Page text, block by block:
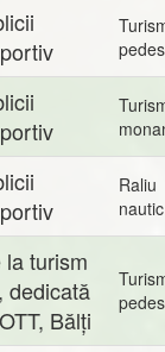
Raliu
nautic
turism
dedicată
Bălți